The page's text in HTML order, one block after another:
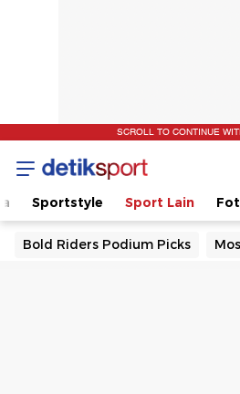
SCROLL TO CONTINUE
Sportstyle Sport Lain
Bold Riders Podium Picks